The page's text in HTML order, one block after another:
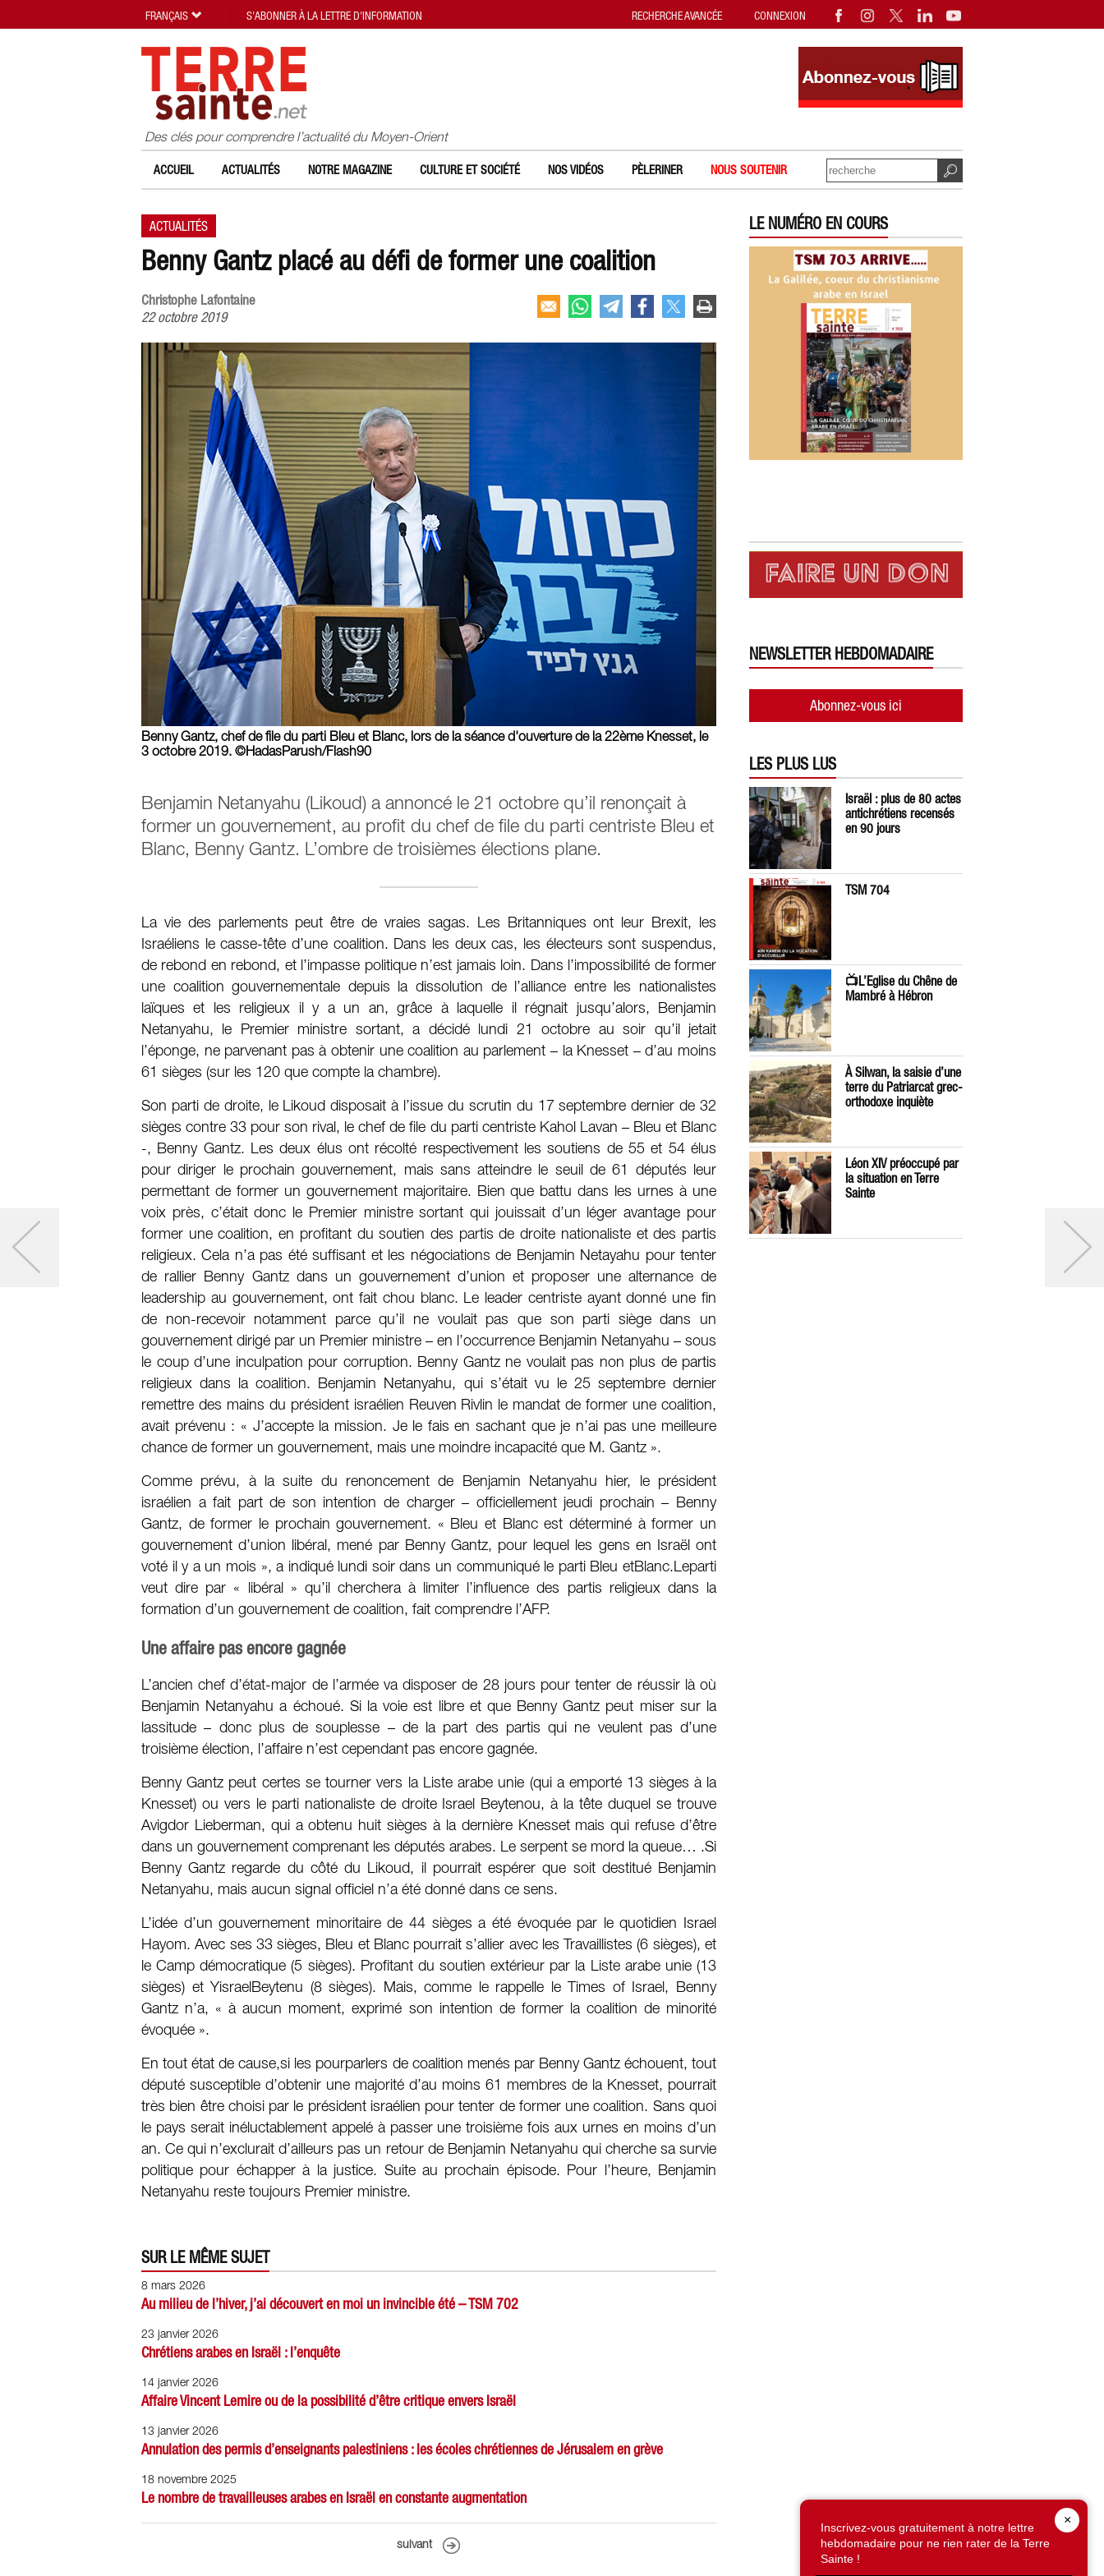
Des clés pour comprendre l’actualité du Moyen-Orient
ACCUEIL ACTUALITÉS NOTRE MAGAZINE CULTURE ET SOCIÉTÉ NOS VIDÉOS PÈLERINER NOUS SOUTENIR
ACTUALITÉS
Benny Gantz placé au défi de former une coalition
Christophe Lafontaine
22 octobre 2019
Benny Gantz, chef de file du parti Bleu et Blanc, lors de la séance d'ouverture de la 22ème Knesset, le
3 octobre 2019. ©HadasParush/Flash90
Benjamin Netanyahu (Likoud) a annoncé le 21 octobre qu’il renonçait à
former un gouvernement, au profit du chef de file du parti centriste Bleu et
Blanc, Benny Gantz. L’ombre de troisièmes élections plane.
La vie des parlements peut être de vraies sagas. Les Britanniques ont leur Brexit, les
Israéliens le casse-tête d’une coalition. Dans les deux cas, les électeurs sont suspendus,
de rebond en rebond, et l’impasse politique n’est jamais loin. Dans l’impossibilité de former
une coalition gouvernementale depuis la dissolution de l’alliance entre les nationalistes
laïques et les religieux il y a un an, grâce à laquelle il régnait jusqu’alors, Benjamin
Netanyahu, le Premier ministre sortant, a décidé lundi 21 octobre au soir qu’il jetait
l’éponge, ne parvenant pas à obtenir une coalition au parlement – la Knesset – d’au moins
61 sièges (sur les 120 que compte la chambre).
Son parti de droite, le Likoud disposait à l’issue du scrutin du 17 septembre dernier de 32
sièges contre 33 pour son rival, le chef de file du parti centriste Kahol Lavan – Bleu et Blanc
-, Benny Gantz. Les deux élus ont récolté respectivement les soutiens de 55 et 54 élus
pour diriger le prochain gouvernement, mais sans atteindre le seuil de 61 députés leur
permettant de former un gouvernement majoritaire. Bien que battu dans les urnes à une
voix près, c’était donc le Premier ministre sortant qui jouissait d’un léger avantage pour
former une coalition, en profitant du soutien des partis de droite nationaliste et des partis
religieux. Cela n’a pas été suffisant et les négociations de Benjamin Netayahu pour tenter
de rallier Benny Gantz dans un gouvernement d’union et proposer une alternance de
leadership au gouvernement, ont fait chou blanc. Le leader centriste ayant donné une fin
de non-recevoir notamment parce qu’il ne voulait pas que son parti siège dans un
gouvernement dirigé par un Premier ministre – en l’occurrence Benjamin Netanyahu – sous
le coup d’une inculpation pour corruption. Benny Gantz ne voulait pas non plus de partis
religieux dans la coalition. Benjamin Netanyahu, qui s’était vu le 25 septembre dernier
remettre des mains du président israélien Reuven Rivlin le mandat de former une coalition,
avait prévenu : « J’accepte la mission. Je le fais en sachant que je n’ai pas une meilleure
chance de former un gouvernement, mais une moindre incapacité que M. Gantz ».
Comme prévu, à la suite du renoncement de Benjamin Netanyahu hier, le président
israélien a fait part de son intention de charger – officiellement jeudi prochain – Benny
Gantz, de former le prochain gouvernement. « Bleu et Blanc est déterminé à former un
gouvernement d’union libéral, mené par Benny Gantz, pour lequel les gens en Israël ont
voté il y a un mois », a indiqué lundi soir dans un communiqué le parti Bleu etBlanc.Leparti
veut dire par « libéral » qu’il cherchera à limiter l’influence des partis religieux dans la
formation d’un gouvernement de coalition, fait comprendre l’AFP.
Une affaire pas encore gagnée
L’ancien chef d’état-major de l’armée va disposer de 28 jours pour tenter de réussir là où
Benjamin Netanyahu a échoué. Si la voie est libre et que Benny Gantz peut miser sur la
lassitude – donc plus de souplesse – de la part des partis qui ne veulent pas d’une
troisième élection, l’affaire n’est cependant pas encore gagnée.
Benny Gantz peut certes se tourner vers la Liste arabe unie (qui a emporté 13 sièges à la
Knesset) ou vers le parti nationaliste de droite Israel Beytenou, à la tête duquel se trouve
Avigdor Lieberman, qui a obtenu huit sièges à la dernière Knesset mais qui refuse d’être
dans un gouvernement comprenant les députés arabes. Le serpent se mord la queue… .Si
Benny Gantz regarde du côté du Likoud, il pourrait espérer que soit destitué Benjamin
Netanyahu, mais aucun signal officiel n’a été donné dans ce sens.
L’idée d’un gouvernement minoritaire de 44 sièges a été évoquée par le quotidien Israel
Hayom. Avec ses 33 sièges, Bleu et Blanc pourrait s’allier avec les Travaillistes (6 sièges), et
le Camp démocratique (5 sièges). Profitant du soutien extérieur par la Liste arabe unie (13
sièges) et YisraelBeytenu (8 sièges). Mais, comme le rappelle le Times of Israel, Benny
Gantz n’a, « à aucun moment, exprimé son intention de former la coalition de minorité
évoquée ».
En tout état de cause,si les pourparlers de coalition menés par Benny Gantz échouent, tout
député susceptible d’obtenir une majorité d’au moins 61 membres de la Knesset, pourrait
très bien être choisi par le président israélien pour tenter de former une coalition. Sans quoi
le pays serait inéluctablement appelé à passer une troisième fois aux urnes en moins d’un
an. Ce qui n’exclurait d’ailleurs pas un retour de Benjamin Netanyahu qui cherche sa survie
politique pour échapper à la justice. Suite au prochain épisode. Pour l’heure, Benjamin
Netanyahu reste toujours Premier ministre.
SUR LE MÊME SUJET
8 mars 2026
Au milieu de l’hiver, j’ai découvert en moi un invincible été – TSM 702
23 janvier 2026
Chrétiens arabes en Israël : l’enquête
14 janvier 2026
Affaire Vincent Lemire ou de la possibilité d’être critique envers Israël
13 janvier 2026
Annulation des permis d’enseignants palestiniens : les écoles chrétiennes de Jérusalem en grève
18 novembre 2025
Le nombre de travailleuses arabes en Israël en constante augmentation
suivant
LE NUMÉRO EN COURS
NEWSLETTER HEBDOMADAIRE
Abonnez-vous ici
LES PLUS LUS
Israël : plus de 80 actes
antichrétiens recensés
en 90 jours
TSM 704
📺L’Eglise du Chêne de
Mambré à Hébron
À Silwan, la saisie d’une
terre du Patriarcat grec-
orthodoxe inquiète
Léon XIV préoccupé par
la situation en Terre
Sainte
×
Inscrivez-vous gratuitement à notre lettre
hebdomadaire pour ne rien rater de la Terre
Sainte !
RECHERCHE AVANCÉE CONNEXION
FRANÇAIS S'ABONNER À LA LETTRE D'INFORMATION